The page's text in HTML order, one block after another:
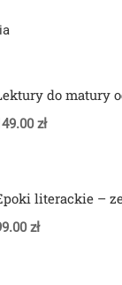
do matury
zł
literackie –
zł